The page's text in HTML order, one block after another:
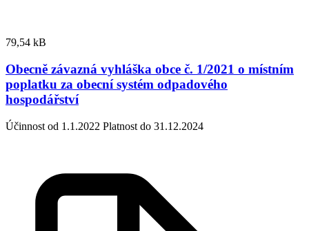
79,54 kB
Obecně závazná vyhláška obce č. 1/2021 o místním
poplatku za obecní systém odpadového
hospodářství
Účinnost od 1.1.2022 Platnost do 31.12.2024